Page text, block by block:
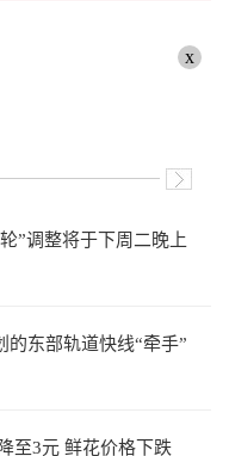
x
”调整将于下周二晚上
东部轨道快线“牵手”
至3元 鲜花价格下跌